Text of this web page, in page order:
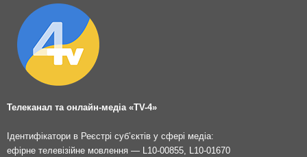
Телеканал та онлайн-медіа «TV-4»
Ідентифікатори в Реєстрі суб’єктів у сфері медіа:
ефірне телевізійне мовлення — L10-00855, L10-01670